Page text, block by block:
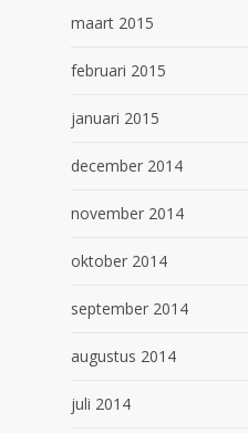
maart 2015
februari 2015
januari 2015
december 2014
november 2014
oktober 2014
september 2014
augustus 2014
juli 2014